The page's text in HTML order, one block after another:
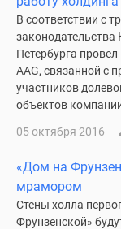
В соответствии с
законодательства
Петербурга
AAG, связанной с
участников
объектов
05 октября 2016
«Дом на
мрамором
Стены холла
Фрунзенской»